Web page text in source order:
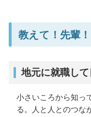
教えて！先輩！
地元に就職し
小さいころから知っ
る。人と人とのつな